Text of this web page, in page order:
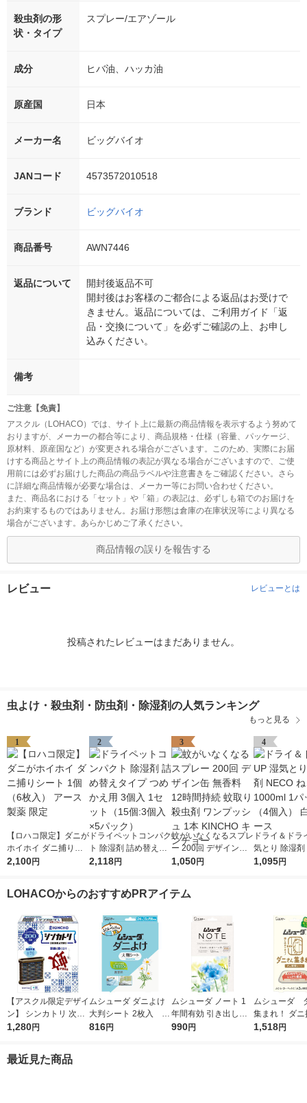
殺虫剤の形
状・タイプ
スプレー/エアゾール
成分 ヒバ油、ハッカ油
原産国 日本
メーカー名 ビッグバイオ
JANコード 4573572010518
ブランド ビッグバイオ
商品番号 AWN7446
返品について
開封後返品不可
開封後はお客様のご都合による返品はお受けで
きません。返品については、ご利用ガイド「返
品・交換について」を必ずご確認の上、お申し
込みください。
備考
ご注意【免責】
アスクル（LOHACO）では、サイト上に最新の商品情報を表示するよう努めて
おりますが、メーカーの都合等により、商品規格・仕様（容量、パッケージ、
原材料、原産国など）が変更される場合がございます。このため、実際にお届
けする商品とサイト上の商品情報の表記が異なる場合がございますので、ご使
用前には必ずお届けした商品の商品ラベルや注意書きをご確認ください。さら
に詳細な商品情報が必要な場合は、メーカー等にお問い合わせください。
また、商品名における「セット」や「箱」の表記は、必ずしも箱でのお届けを
お約束するものではありません。お届け形態は倉庫の在庫状況等により異なる
場合がございます。あらかじめご了承ください。
商品情報の誤りを報告する
レビュー レビューとは
投稿されたレビューはまだありません。
虫よけ・殺虫剤・防虫剤・除湿剤の人気ランキング
もっと見る
1
【ロハコ限定】ダニが
ホイホイ ダニ捕りシ
ート 1個（6枚入） ア
2,100円
2
ドライペットコンパク
ト 除湿剤 詰め替えタ
イプ つめかえ用 3個
2,118円
3
蚊がいなくなるスプレ
ー 200回 デザイン缶
無香料 12時間持続 蚊
ンチョー
1,050円
4
ドライ＆ドラ
気とり 除湿剤
ねこ 1000ml
1,095円
LOHACOからのおすすめPRアイテム
【アスクル限定デザイ
ン】 シンカトリ 次世
代型 屋内蚊取り 電源
KINCHO キンチョー 1
1,280円
ムシューダ ダニよけ
大判シート 2枚入 ダ
ニ除け エステー
816円
ムシューダ ノート 1
年間有効 引き出し・
衣装ケース用 フリー
990円
ムシューダ
集まれ！ ダニ
ート 1個（2
1,518円
最近見た商品